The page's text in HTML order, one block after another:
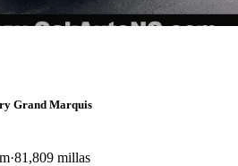
Grand Marquis
81,809 millas